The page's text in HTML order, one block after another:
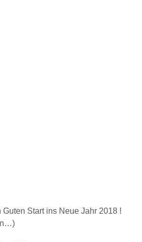
Start ins Neue Jahr 2018 !